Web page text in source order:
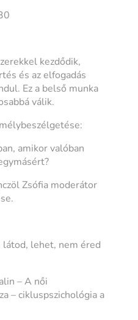
kezdődik,
és az elfogadás
Ez a belső munka
válik.
amikor valóban
Zsófia moderátor
látod, lehet, nem éred
– A női
– cikluspszichológia a